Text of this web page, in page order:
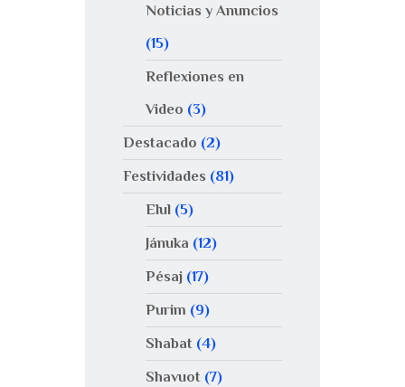
Noticias y Anuncios
(15)
Reflexiones en
Video (3)
Destacado (2)
Festividades (81)
Elul(5)
Jánuka (12)
Pésaj(17)
Purim (9)
Shabat(4)
Shavuot(7)